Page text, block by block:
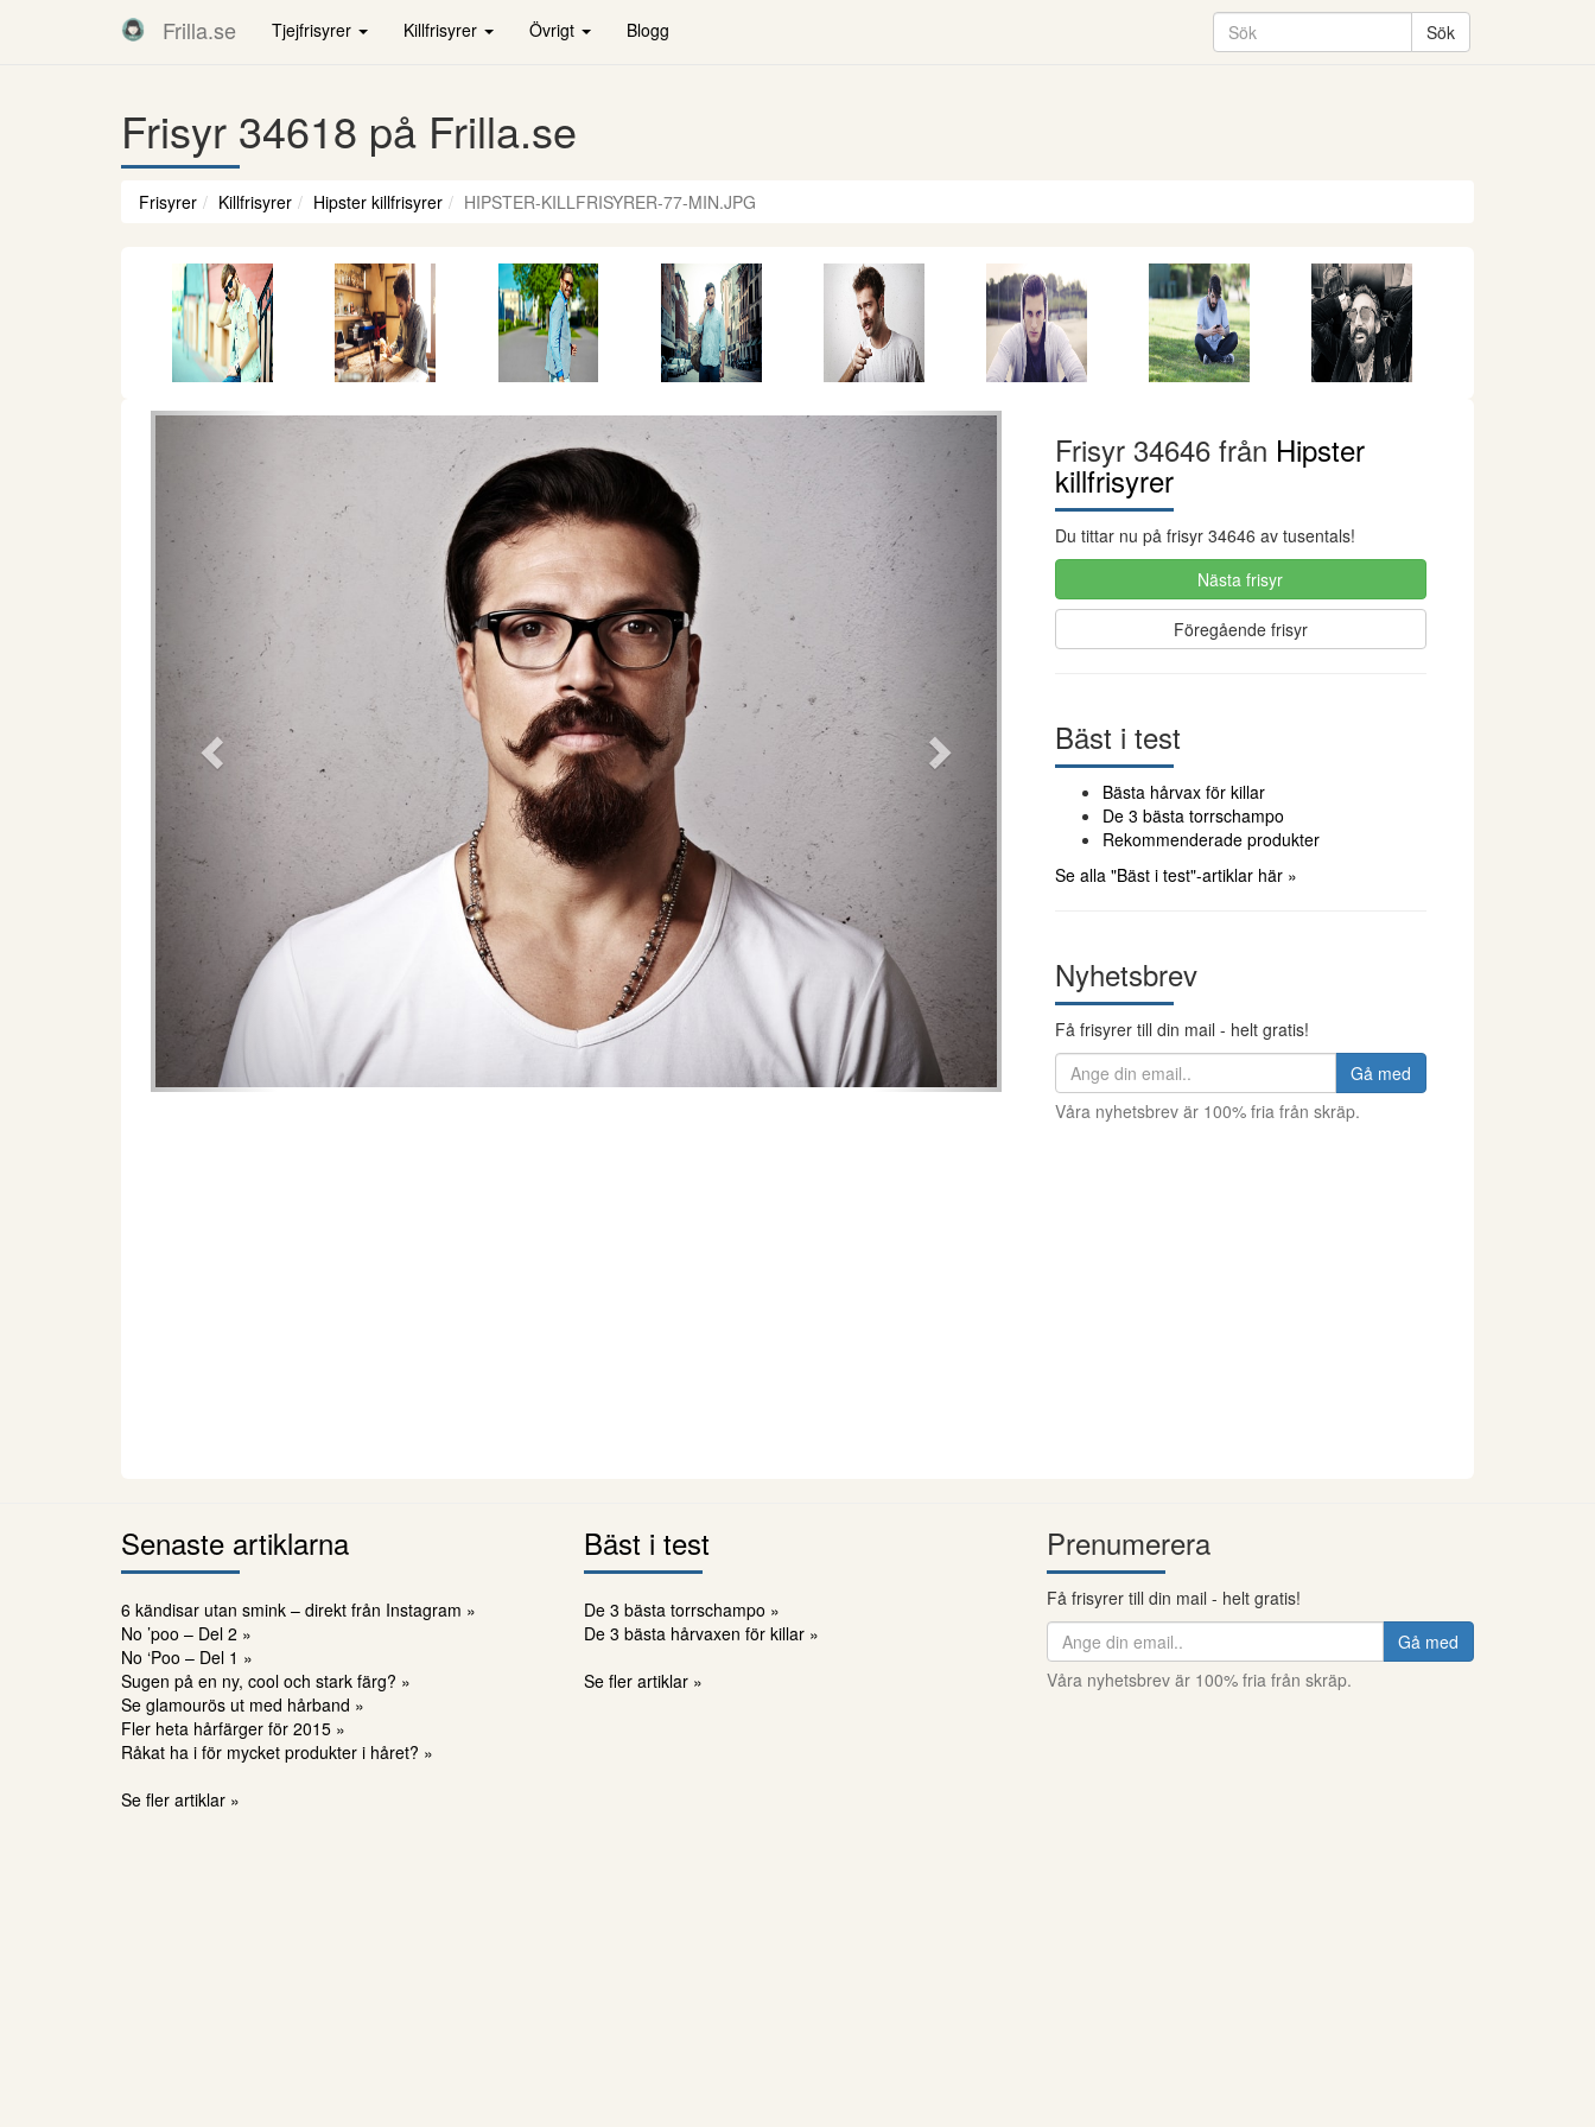
Frilla.se Tjejfrisyrer Killfrisyrer Övrigt Blogg
Frisyr 34618 på Frilla.se
Frisyrer Killfrisyrer Hipster killfrisyrer HIPSTER-KILLFRISYRER-77-MIN.JPG
Föregående
Frisyr 34646 från Hipster
killfrisyrer
Du tittar nu på frisyr 34646 av tusentals!
Nästa frisyr
Föregående frisyr
Bäst i test
Bästa hårvax för killar
De 3 bästa torrschampo
Rekommenderade produkter
Se alla "Bäst i test"-artiklar här »
Nyhetsbrev
Få frisyrer till din mail - helt gratis!
Gå med
Våra nyhetsbrev är 100% fria från skräp.
Senaste artiklarna
6 kändisar utan smink – direkt från Instagram »
No ’poo – Del 2 »
No ‘Poo – Del 1 »
Sugen på en ny, cool och stark färg? »
Se glamourös ut med hårband »
Fler heta hårfärger för 2015 »
Råkat ha i för mycket produkter i håret? »
Se fler artiklar »
Bäst i test
De 3 bästa torrschampo »
De 3 bästa hårvaxen för killar »
Se fler artiklar »
Prenumerera
Få frisyrer till din mail - helt gratis!
Gå med
Våra nyhetsbrev är 100% fria från skräp.